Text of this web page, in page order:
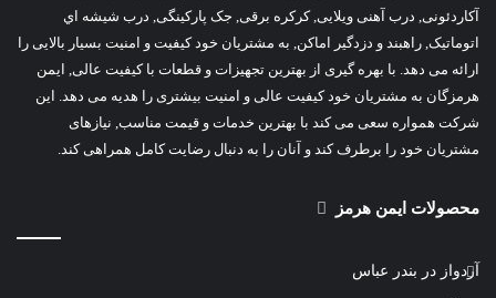
آکاردئونی, درب آهنی ویلایی, کرکره برقی, جک پارکینگی, درب شیشه اي
اتوماتیک, راهبند و دزدگیر اماکن, به مشتریان خود کیفیت و امنیت بسیار بالایی را
ارائه می دهد. با بهره گیری از بهترین تجهیزات و قطعات با کیفیت عالی, ایمن
هرمزگان به مشتریان خود کیفیت عالی و امنیت بیشتری را هدیه می دهد. این
شرکت همواره سعی می کند با بهترین خدمات و قیمت مناسب, نیازهای
مشتریان خود را برطرف کند و آنان را به دنبال رضایت کامل همراهی کند.
محصولات ایمن هرمز
آردواز در بندر عباس